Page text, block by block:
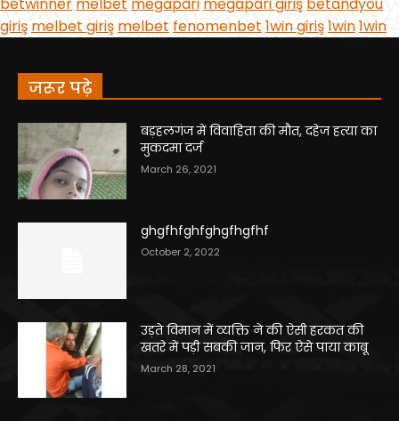
जरूर पढ़े
बड़हलगंज में विवाहिता की मौत, दहेज हत्या का
मुकदमा दर्ज
March 26, 2021
ghgfhfghfghgfhgfhf
October 2, 2022
उड़ते विमान में व्यक्ति ने की ऐसी हरकत की
खतरे में पड़ी सबकी जान, फिर ऐसे पाया काबू
March 28, 2021